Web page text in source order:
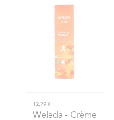
12,79 €
Weleda - Crème